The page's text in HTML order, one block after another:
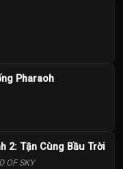
Pharaoh
2: Tận Cùng Bầu Trời
OF SKY